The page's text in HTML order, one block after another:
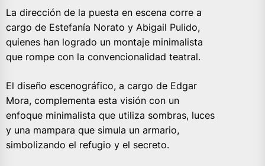
La dirección de la puesta en escena corre a
cargo de Estefanía Norato y Abigail Pulido,
quienes han logrado un montaje minimalista
que rompe con la convencionalidad teatral.
El diseño escenográfico, a cargo de Edgar
Mora, complementa esta visión con un
enfoque minimalista que utiliza sombras, luces
y una mampara que simula un armario,
simbolizando el refugio y el secreto.